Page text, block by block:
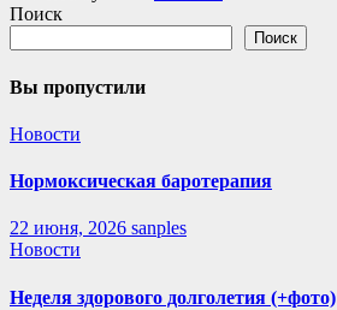
Поиск
Поиск
Вы пропустили
Новости
Нормоксическая баротерапия
22 июня, 2026 sanples
Новости
Неделя здорового долголетия (+фото)